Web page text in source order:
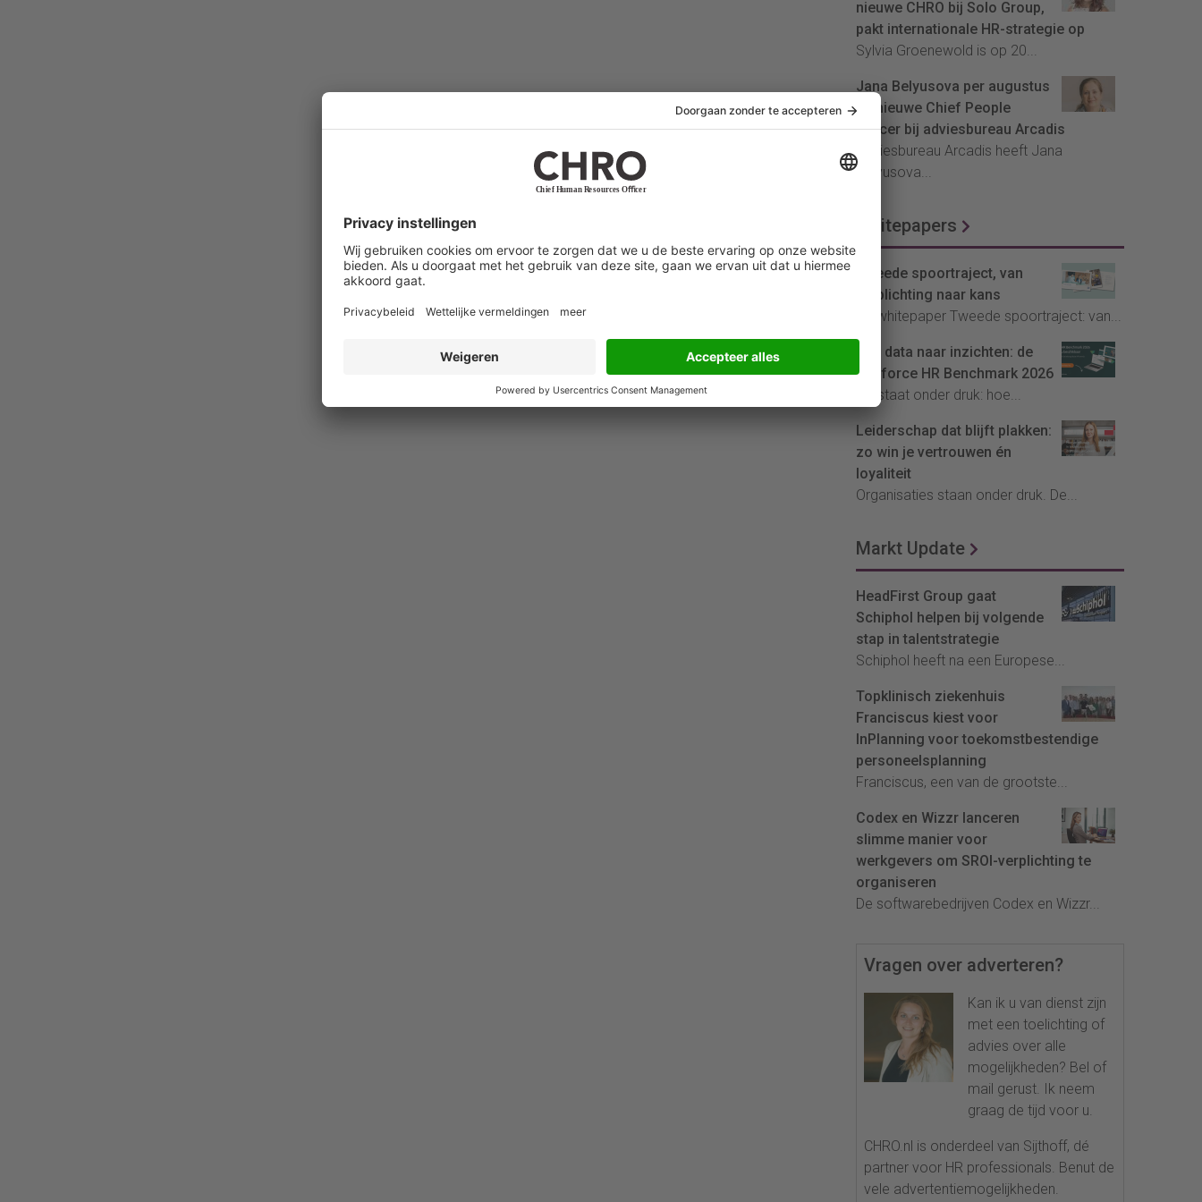
nieuwe CHRO bij Solo Group,
pakt internationale HR-strategie op
Sylvia Groenewold is op 20...
Jana Belyusova per augustus
de nieuwe Chief People
Officer bij adviesbureau Arcadis
Adviesbureau Arcadis heeft Jana
Belyusova...
Whitepapers
Tweede spoortraject, van
verplichting naar kans
De whitepaper Tweede spoortraject: van...
Van data naar inzichten: de
Youforce HR Benchmark 2026
HR staat onder druk: hoe...
Leiderschap dat blijft plakken:
zo win je vertrouwen én
loyaliteit
Organisaties staan onder druk. De...
Markt Update
HeadFirst Group gaat
Schiphol helpen bij volgende
stap in talentstrategie
Schiphol heeft na een Europese...
Topklinisch ziekenhuis
Franciscus kiest voor
InPlanning voor toekomstbestendige
personeelsplanning
Franciscus, een van de grootste...
Codex en Wizzr lanceren
slimme manier voor
werkgevers om SROI-verplichting te
organiseren
De softwarebedrijven Codex en Wizzr...
Vragen over adverteren?
Kan ik u van dienst zijn
met een toelichting of
advies over alle
mogelijkheden? Bel of
mail gerust. Ik neem
graag de tijd voor u.
CHRO.nl is onderdeel van Sijthoff, dé
partner voor HR professionals. Benut de
vele advertentiemogelijkheden.